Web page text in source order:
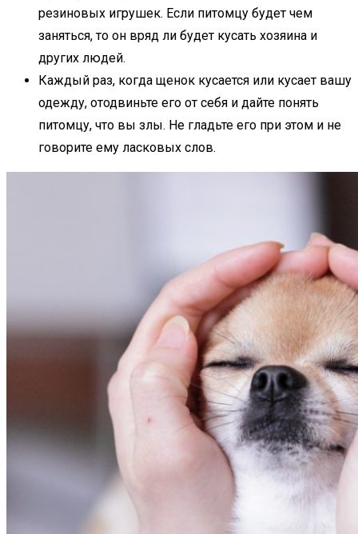
резиновых игрушек. Если питомцу будет чем
заняться, то он вряд ли будет кусать хозяина и
других людей.
Каждый раз, когда щенок кусается или кусает вашу
одежду, отодвиньте его от себя и дайте понять
питомцу, что вы злы. Не гладьте его при этом и не
говорите ему ласковых слов.